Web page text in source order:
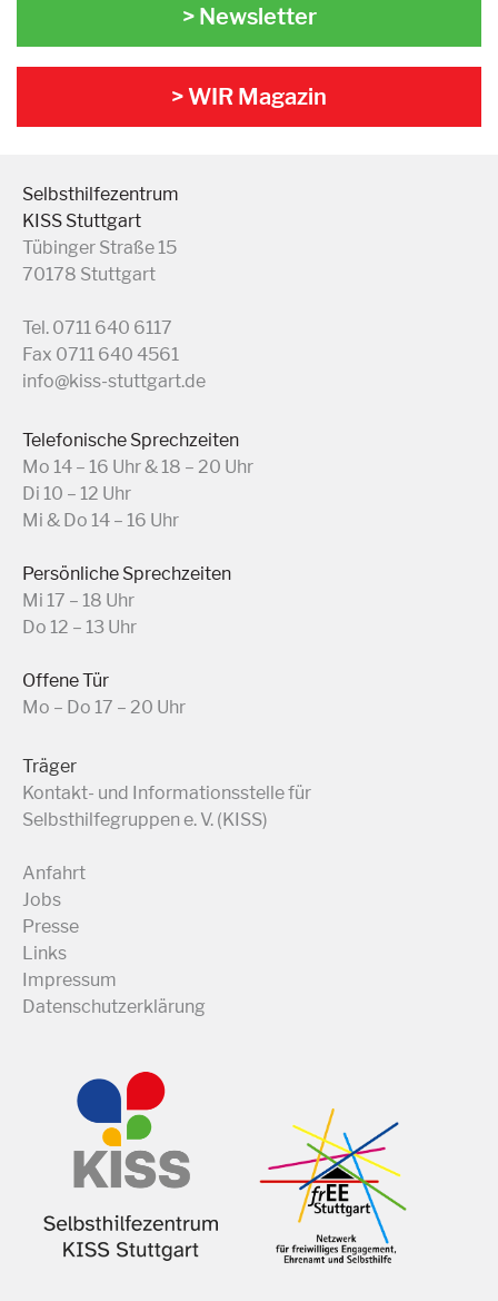
> Newsletter
> WIR Magazin
Selbsthilfezentrum
KISS Stuttgart
Tübinger Straße 15
70178 Stuttgart
Tel. 0711 640 6117
Fax 0711 640 4561
info@kiss-stuttgart.de
Telefonische Sprechzeiten
Mo 14 – 16 Uhr & 18 – 20 Uhr
Di 10 – 12 Uhr
Mi & Do 14 – 16 Uhr
Persönliche Sprechzeiten
Mi 17 – 18 Uhr
Do 12 – 13 Uhr
Offene Tür
Mo – Do 17 – 20 Uhr
Träger
Kontakt- und Informationsstelle für
Selbsthilfegruppen e. V. (KISS)
Anfahrt
Jobs
Presse
Links
Impressum
Datenschutzerklärung